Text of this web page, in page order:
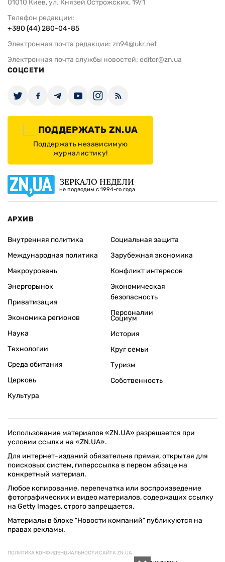
01010 Киев, ул. Князей Острожских, 19/1
Телефон редакции:
+380 (44) 280-04-85
Электронная почта редакции: zn94@ukr.net
Электронная почта службы новостей: editor@zn.ua
СОЦСЕТИ
ПОДДЕРЖАТЬ ZN.UA
Поддержать независимую
журналистику!
ЗЕРКАЛО НЕДЕЛИ
не подводим с 1994-го года
АРХИВ
Внутренняя политика
Международная политика
Макроуровень
Энергорынок
Приватизация
Экономика регионов
Социальная защита
Зарубежная экономика
Конфликт интересов
Экономическая
безопасность
Персоналии
Наука
Технологии
Среда обитания
Церковь
Культура
Социум
История
Круг семьи
Туризм
Собственность
Использование материалов «ZN.UA» разрешается при
условии ссылки на «ZN.UA».
Для интернет-изданий обязательна прямая, открытая для
поисковых систем, гиперссылка в первом абзаце на
конкретный материал.
Любое копирование, перепечатка или воспроизведение
фотографических и видео материалов, содержащих ссылку
на Getty Images, строго запрещается.
Материалы в блоке "Новости компаний" публикуются на
правах рекламы.
ПОЛИТИКА КОНФИДЕНЦИАЛЬНОСТИ САЙТА ZN.UA